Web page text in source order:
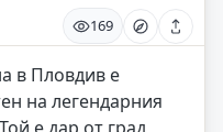
169
в Пловдив е
на легендарния